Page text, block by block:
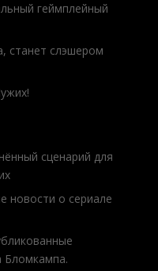
геймплейный
станет слэшером
сценарий для
новости о сериале
Бломкампа.